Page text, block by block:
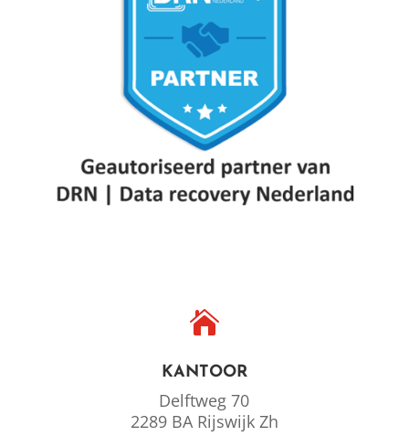

KANTOOR
Delftweg 70
2289 BA Rijswijk Zh